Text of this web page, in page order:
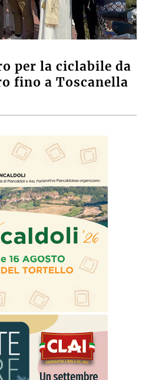
per la ciclabile da
fino a Toscanella